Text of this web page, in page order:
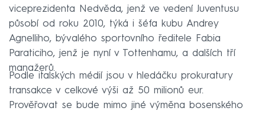
viceprezidenta Nedvěda, jenž ve vedení Juventusu
působí od roku 2010, týká i šéfa kubu Andrey
Agnelliho, bývalého sportovního ředitele Fabia
Paraticiho, jenž je nyní v Tottenhamu, a dalších tří
manažerů.
Podle italských médií jsou v hledáčku prokuratury
transakce v celkové výši až 50 milionů eur.
Prověřovat se bude mimo jiné výměna bosenského